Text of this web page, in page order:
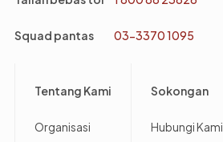
Squad pantas 03-3370 1095
Tentang Kami
Organisasi
Sokongan
Hubungi Kami